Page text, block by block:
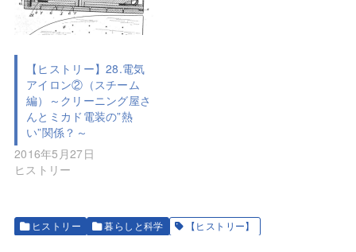
【ヒストリー】28.電気
アイロン②（スチーム
編）～クリーニング屋さ
んとミカド電装の”熱
い”関係？～
2016年5月27日
ヒストリー
ヒストリー 暮らしと科学 【ヒストリー】